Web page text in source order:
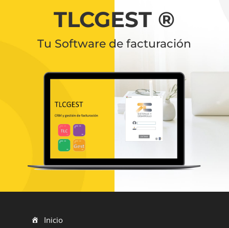
TLCGEST ®
Tu Software de facturación
Inicio